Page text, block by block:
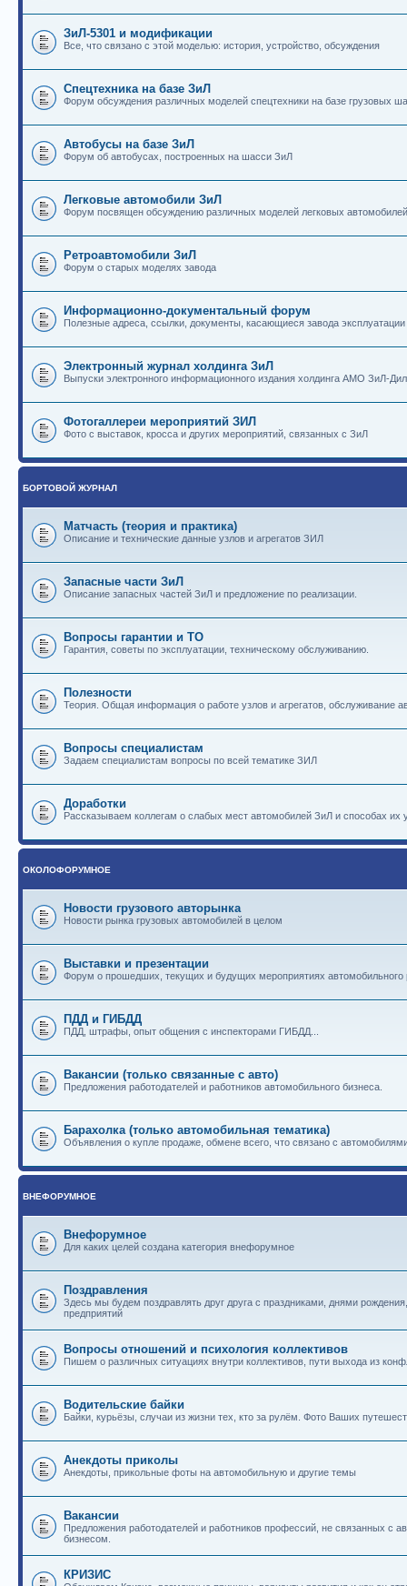
ЗиЛ-5301 и модификации
Все, что связано с этой моделью: история, устройство, обсуждения
Спецтехника на базе ЗиЛ
Форум обсуждения различных моделей спецтехники на базе грузовых
Автобусы на базе ЗиЛ
Форум об автобусах, построенных на шасси ЗиЛ
Легковые автомобили ЗиЛ
Форум посвящен обсуждению различных моделей легковых
Ретроавтомобили ЗиЛ
Форум о старых моделях завода
Информационно-документальный форум
Полезные адреса, ссылки, документы, касающиеся завода эксплуатации
Электронный журнал холдинга ЗиЛ
Выпуски электронного информационного издания холдинга АМО ЗиЛ-
Фотогаллереи мероприятий ЗИЛ
Фото с выставок, кросса и других мероприятий, связанных с ЗиЛ
БОРТОВОЙ ЖУРНАЛ
Матчасть (теория и практика)
Описание и технические данные узлов и агрегатов ЗИЛ
Запасные части ЗиЛ
Описание запасных частей ЗиЛ и предложение по реализации.
Вопросы гарантии и ТО
Гарантия, советы по эксплуатации, техническому обслуживанию.
Полезности
Теория. Общая информация о работе узлов и агрегатов, обслуживание
Вопросы специалистам
Задаем специалистам вопросы по всей тематике ЗИЛ
Доработки
Рассказываем коллегам о слабых мест автомобилей ЗиЛ и способах их
ОКОЛОФОРУМНОЕ
Новости грузового авторынка
Новости рынка грузовых автомобилей в целом
Выставки и презентации
Форум о прошедших, текущих и будущих мероприятиях автомобильного
ПДД и ГИБДД
ПДД, штрафы, опыт общения с инспекторами ГИБДД...
Вакансии (только связанные с авто)
Предложения работодателей и работников автомобильного бизнеса.
Барахолка (только автомобильная тематика)
Объявления о купле продаже, обмене всего, что связано с
ВНЕФОРУМНОЕ
Внефорумное
Для каких целей создана категория внефорумное
Поздравления
Здесь мы будем поздравлять друг друга с праздниками, днями
предприятий
Вопросы отношений и психология коллективов
Пишем о различных ситуациях внутри коллективов, пути выхода из
Водительские байки
Байки, курьёзы, случаи из жизни тех, кто за рулём. Фото Ваших
Анекдоты приколы
Анекдоты, прикольные фоты на автомобильную и другие темы
Вакансии
Предложения работодателей и работников профессий, не связанных с
бизнесом.
КРИЗИС